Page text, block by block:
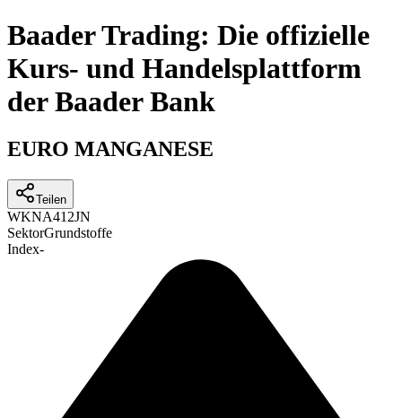
Baader Trading: Die offizielle
Kurs- und Handelsplattform
der Baader Bank
EURO MANGANESE
Teilen
WKNA412JN
SektorGrundstoffe
Index-